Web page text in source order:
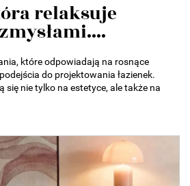
relaksuje
które odpowiadają na rosnące
do projektowania łazienek.
się nie tylko na estetyce, ale także na